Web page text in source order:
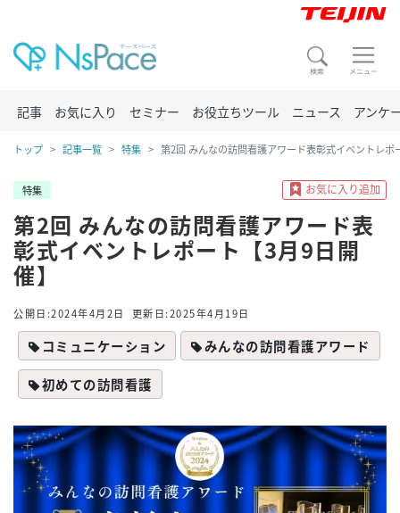
記事 お気に入り セミナー お役立ちツール ニュース アンケ
トップ 記事一覧 特集 第2回 みんなの訪問看護アワード表彰式イベントレポ
特集
第2回 みんなの訪問看護アワード表
彰式イベントレポート【3月9日開
催】
公開日:2024年4月2日 更新日:2025年4月19日
コミュニケーション みんなの訪問看護アワード
初めての訪問看護